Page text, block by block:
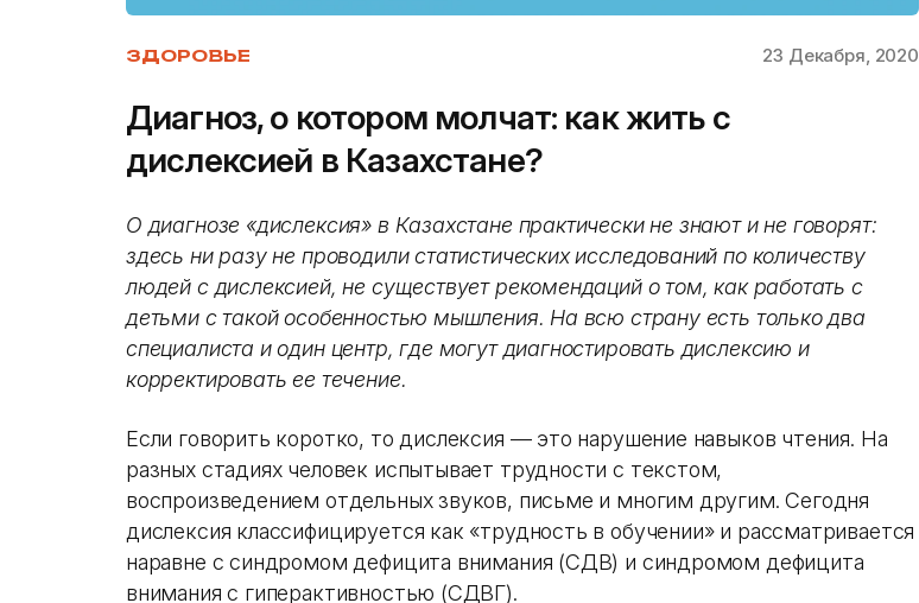
ЗДОРОВЬЕ 23 Декабря, 2020
Диагноз, о котором молчат: как жить с
дислексией в Казахстане?
О диагнозе «дислексия» в Казахстане практически не знают и не говорят:
здесь ни разу не проводили статистических исследований по количеству
людей с дислексией, не существует рекомендаций о том, как работать с
детьми с такой особенностью мышления. На всю страну есть только два
специалиста и один центр, где могут диагностировать дислексию и
корректировать ее течение.
Если говорить коротко, то дислексия — это нарушение навыков чтения. На
разных стадиях человек испытывает трудности с текстом,
воспроизведением отдельных звуков, письме и многим другим. Сегодня
дислексия классифицируется как «трудность в обучении» и рассматривается
наравне с синдромом дефицита внимания (СДВ) и синдромом дефицита
внимания с гиперактивностью (СДВГ).